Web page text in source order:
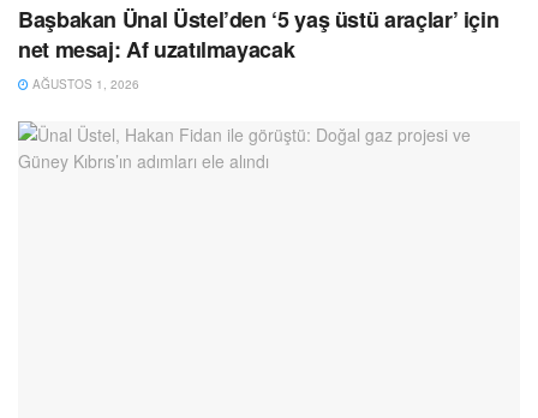
Başbakan Ünal Üstel’den ‘5 yaş üstü araçlar’ için
net mesaj: Af uzatılmayacak
AĞUSTOS 1, 2026